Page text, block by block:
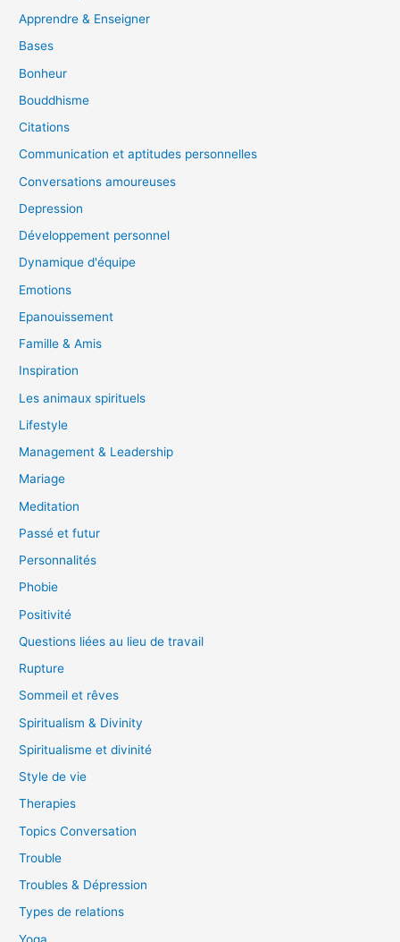
Apprendre & Enseigner
Bases
Bonheur
Bouddhisme
Citations
Communication et aptitudes personnelles
Conversations amoureuses
Depression
Développement personnel
Dynamique d'équipe
Emotions
Epanouissement
Famille & Amis
Inspiration
Les animaux spirituels
Lifestyle
Management & Leadership
Mariage
Meditation
Passé et futur
Personnalités
Phobie
Positivité
Questions liées au lieu de travail
Rupture
Sommeil et rêves
Spiritualism & Divinity
Spiritualisme et divinité
Style de vie
Therapies
Topics Conversation
Trouble
Troubles & Dépression
Types de relations
Yoga